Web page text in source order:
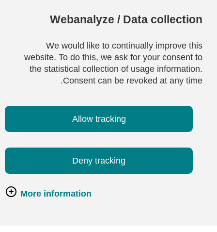
Webanalyze / Data collection
We would like to continually improve this
website. To do this, we ask for your consent to
the statistical collection of usage information.
Consent can be revoked at any time.
Allow tracking
Deny tracking
More information